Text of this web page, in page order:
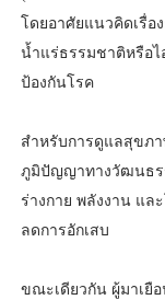
โดยอาศัยแนวคิดเรื่อ
น้ำแร่ธรรมชาติหรือไ
ป้องกันโรค
สำหรับการดูแลสุขภ
ภูมิปัญญาทางวัฒนธร
ร่างกาย พลังงาน แล
ลดการอักเสบ
ขณะเดียวกัน ผู้มาเยื